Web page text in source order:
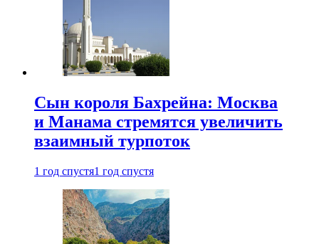
Сын короля Бахрейна: Москва
и Манама стремятся увеличить
взаимный турпоток
1 год спустя1 год спустя